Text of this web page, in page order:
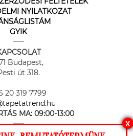
NYILATKOZAT
GYIK
Budapest,
út 318.
20 319 7799
MA: 09:00-13:00
X